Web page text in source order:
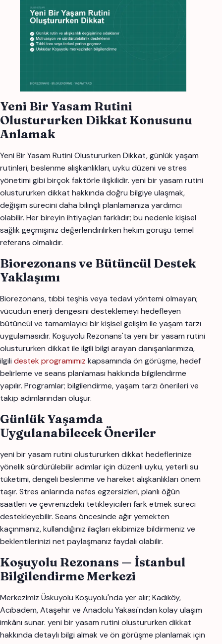
Yeni Bir Yasam Rutini
Olustururken Dikkat Konusunu
Anlamak
Yeni Bir Yasam Rutini Olustururken Dikkat, günlük yaşam
rutinleri, beslenme alışkanlıkları, uyku düzeni ve stres
yönetimi gibi birçok faktörle ilişkilidir. yeni bir yasam rutini
olustururken dikkat hakkında doğru bilgiye ulaşmak,
değişim sürecini daha bilinçli planlamanıza yardımcı
olabilir. Her bireyin ihtiyaçları farklıdır; bu nedenle kişisel
sağlık geçmişiniz değerlendirilirken hekim görüşü temel
referans olmalıdır.
Biorezonans ve Bütüncül Destek
Yaklaşımı
Biorezonans, tıbbi teşhis veya tedavi yöntemi olmayan;
vücudun enerji dengesini desteklemeyi hedefleyen
bütüncül ve tamamlayıcı bir kişisel gelişim ile yaşam tarzı
uygulamasıdır. Koşuyolu Rezonans'ta yeni bir yasam rutini
olustururken dikkat ile ilgili bilgi arayan danışanlarımıza,
ilgili destek programımız kapsamında ön görüşme, hedef
belirleme ve seans planlaması hakkında bilgilendirme
yapılır. Programlar; bilgilendirme, yaşam tarzı önerileri ve
takip adımlarından oluşur.
Günlük Yaşamda
Uygulanabilecek Öneriler
yeni bir yasam rutini olustururken dikkat hedeflerinize
yönelik sürdürülebilir adımlar için düzenli uyku, yeterli su
tüketimi, dengeli beslenme ve hareket alışkanlıkları önem
taşır. Stres anlarında nefes egzersizleri, planlı öğün
saatleri ve çevrenizdeki tetikleyicileri fark etmek süreci
destekleyebilir. Seans öncesinde ağır yemekten
kaçınmanız, kullandığınız ilaçları ekibimize bildirmeniz ve
beklentilerinizi net paylaşmanız faydalı olabilir.
Koşuyolu Rezonans — İstanbul
Bilgilendirme Merkezi
Merkezimiz Üskuyolu Koşuyolu'nda yer alır; Kadıköy,
Acıbadem, Ataşehir ve Anadolu Yakası'ndan kolay ulaşım
imkânı sunar. yeni bir yasam rutini olustururken dikkat
hakkında detaylı bilgi almak ve ön görüşme planlamak için